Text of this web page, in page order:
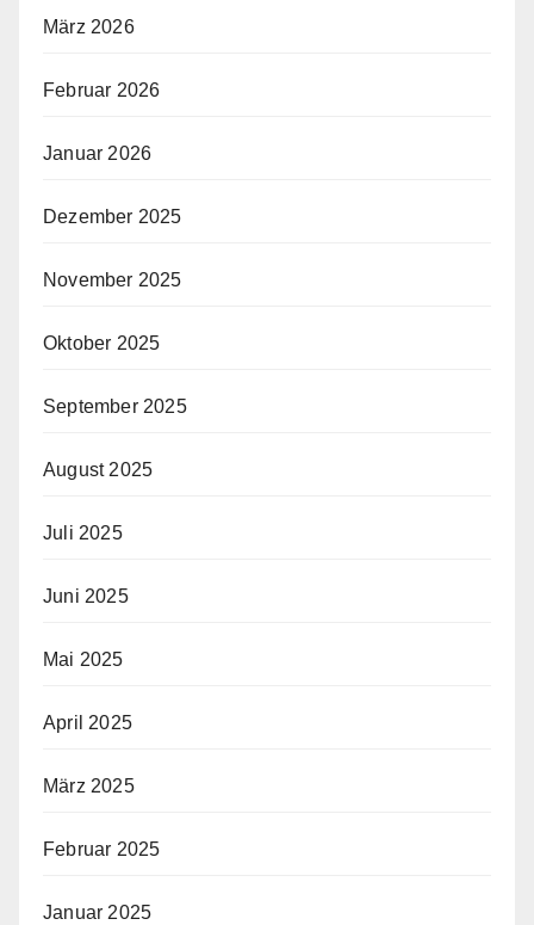
März 2026
Februar 2026
Januar 2026
Dezember 2025
November 2025
Oktober 2025
September 2025
August 2025
Juli 2025
Juni 2025
Mai 2025
April 2025
März 2025
Februar 2025
Januar 2025